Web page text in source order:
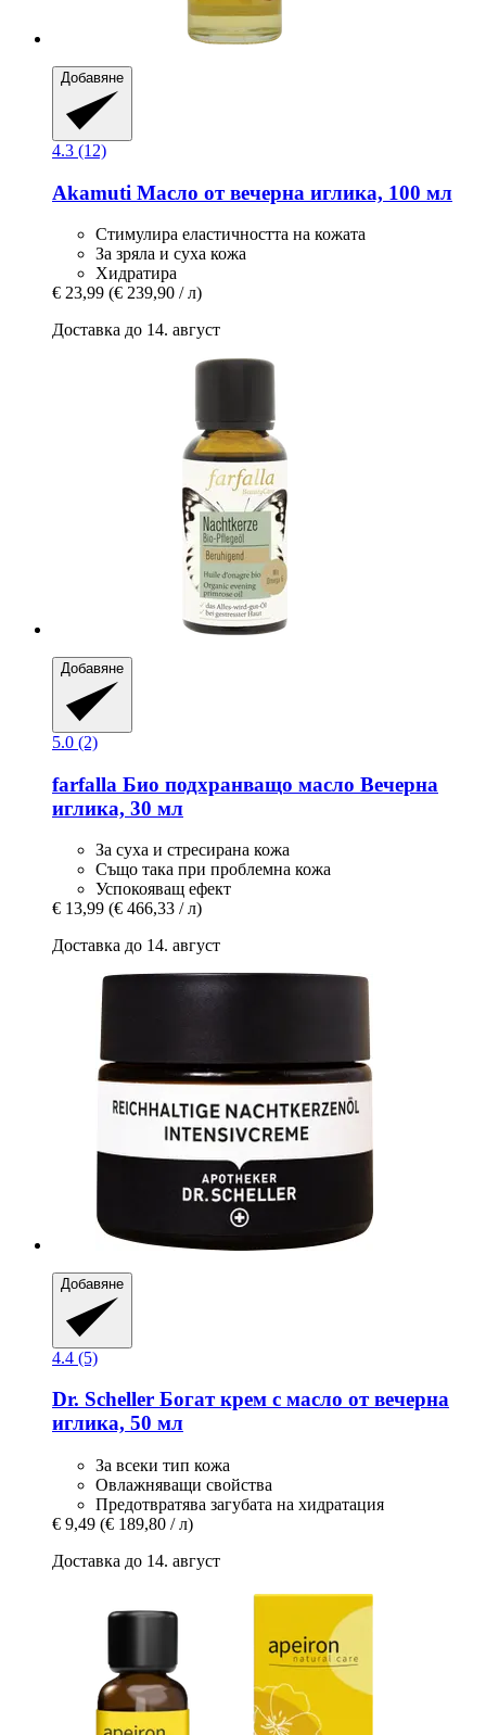
Добавяне
4.3 (12)
Akamuti Масло от вечерна иглика, 100 мл
Стимулира еластичността на кожата
За зряла и суха кожа
Хидратира
€ 23,99 (€ 239,90 / л)
Доставка до 14. август
Добавяне
5.0 (2)
farfalla Био подхранващо масло Вечерна
иглика, 30 мл
За суха и стресирана кожа
Също така при проблемна кожа
Успокояващ ефект
€ 13,99 (€ 466,33 / л)
Доставка до 14. август
Добавяне
4.4 (5)
Dr. Scheller Богат крем с масло от вечерна
иглика, 50 мл
За всеки тип кожа
Овлажняващи свойства
Предотвратява загубата на хидратация
€ 9,49 (€ 189,80 / л)
Доставка до 14. август